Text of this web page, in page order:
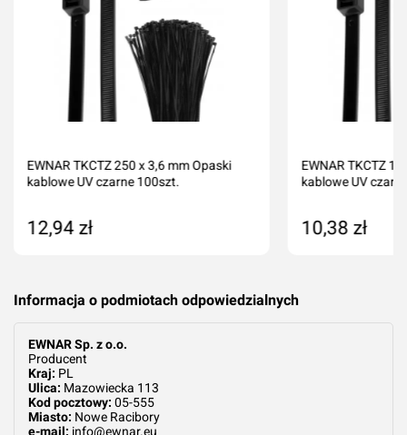
EWNAR TKCTZ 250 x 3,6 mm Opaski
kablowe UV czarne 100szt.
12,94 zł
EWNAR TKCTZ
kablowe UV
10,38 zł
Informacja o podmiotach odpowiedzialnych
EWNAR Sp. z o.o.
Producent
Kraj: PL
Ulica: Mazowiecka 113
Kod pocztowy: 05-555
Miasto: Nowe Racibory
e-mail: info@ewnar.eu